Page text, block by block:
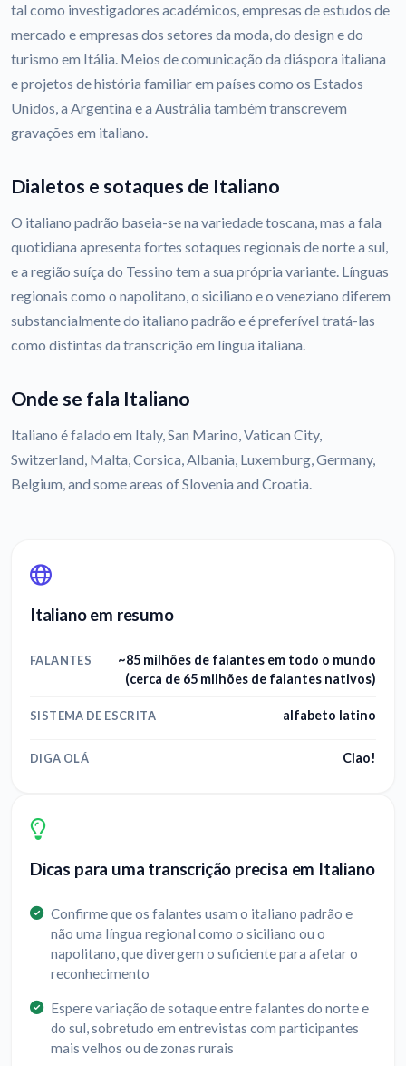
tal como investigadores académicos, empresas de estudos de
mercado e empresas dos setores da moda, do design e do
turismo em Itália. Meios de comunicação da diáspora italiana
e projetos de história familiar em países como os Estados
Unidos, a Argentina e a Austrália também transcrevem
gravações em italiano.
Dialetos e sotaques de Italiano
O italiano padrão baseia-se na variedade toscana, mas a fala
quotidiana apresenta fortes sotaques regionais de norte a sul,
e a região suíça do Tessino tem a sua própria variante. Línguas
regionais como o napolitano, o siciliano e o veneziano diferem
substancialmente do italiano padrão e é preferível tratá-las
como distintas da transcrição em língua italiana.
Onde se fala Italiano
Italiano é falado em Italy, San Marino, Vatican City,
Switzerland, Malta, Corsica, Albania, Luxemburg, Germany,
Belgium, and some areas of Slovenia and Croatia.
Italiano em resumo
FALANTES
~85 milhões de falantes em todo o mundo
(cerca de 65 milhões de falantes nativos)
SISTEMA DE ESCRITA alfabeto latino
DIGA OLÁ Ciao!
Dicas para uma transcrição precisa em Italiano
Confirme que os falantes usam o italiano padrão e
não uma língua regional como o siciliano ou o
napolitano, que divergem o suficiente para afetar o
reconhecimento
Espere variação de sotaque entre falantes do norte e
do sul, sobretudo em entrevistas com participantes
mais velhos ou de zonas rurais